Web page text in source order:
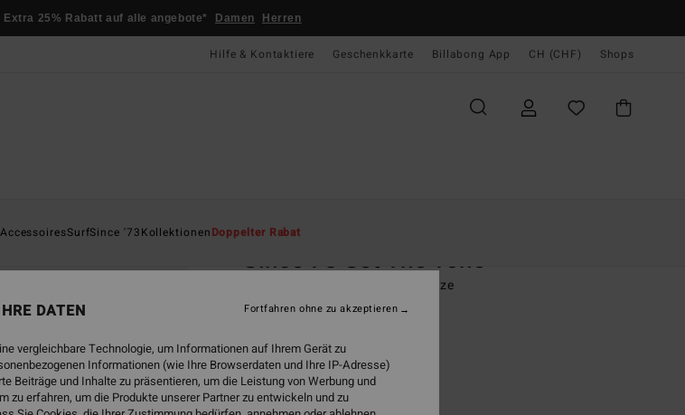
Extra 25% Rabatt auf alle angebote* Damen Herren
Hilfe & Kontaktiere Geschenkkarte Billabong App CH (CHF) Shops
AccessoiresSurfSince '73KollektionenDoppelter Rabat
Since 73 Set The Tone
Frauen Multi Cordjacke mit Kapuze
FarbeMulti
DATEN
vergleichbare Technologie, um Informationen auf Ihrem Gerät zu
Informationen (wie Ihre Browserdaten und Ihre IP-Adresse)
Beiträge und Inhalte zu präsentieren, um die Leistung von Werbung und
zu erfahren, um die Produkte unserer Partner zu entwickeln und zu
Fortfahren ohne zu akzeptieren